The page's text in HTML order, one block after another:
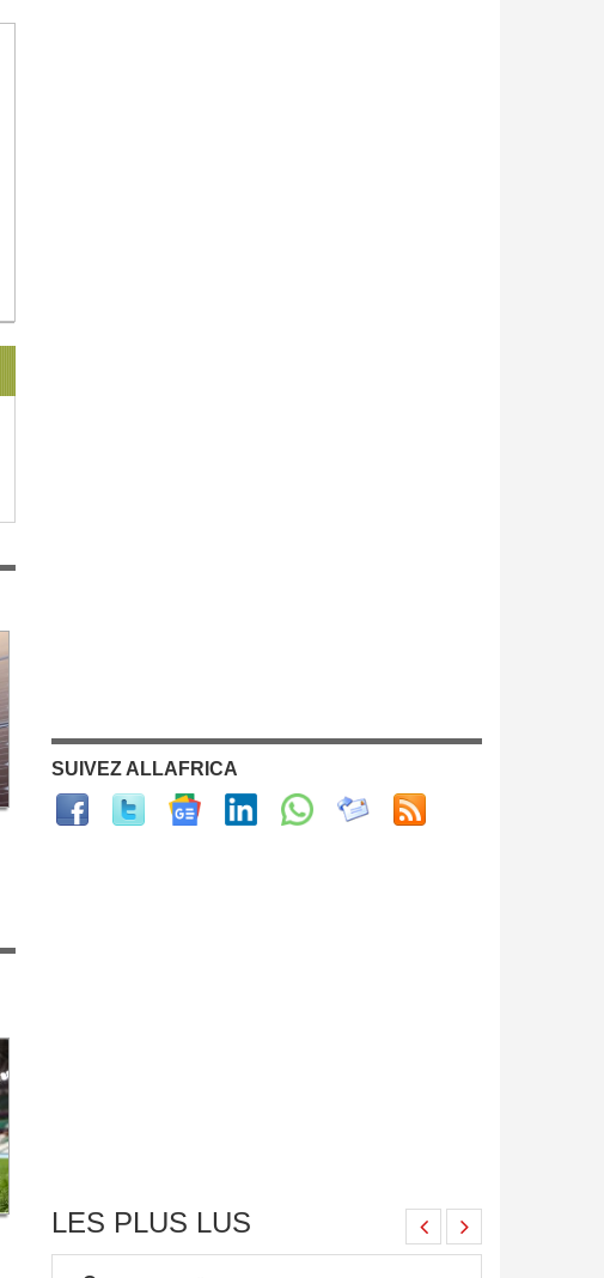
SUIVEZ ALLAFRICA
LES PLUS LUS